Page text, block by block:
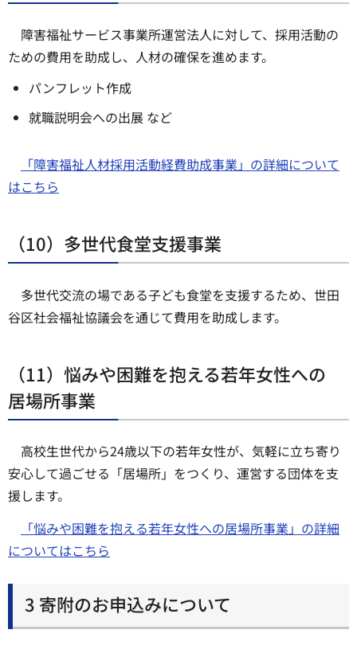
障害福祉サービス事業所運営法人に対して、採用活動の
ための費用を助成し、人材の確保を進めます。
パンフレット作成
就職説明会への出展 など
「障害福祉人材採用活動経費助成事業」の詳細について
はこちら
（10）多世代食堂支援事業
多世代交流の場である子ども食堂を支援するため、世田
谷区社会福祉協議会を通じて費用を助成します。
（11）悩みや困難を抱える若年女性への
居場所事業
高校生世代から24歳以下の若年女性が、気軽に立ち寄り
安心して過ごせる「居場所」をつくり、運営する団体を支
援します。
「悩みや困難を抱える若年女性への居場所事業」の詳細
についてはこちら
3 寄附のお申込みについて